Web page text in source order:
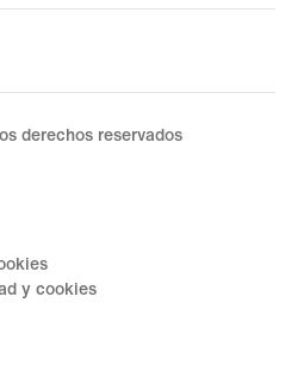
derechos reservados
y cookies